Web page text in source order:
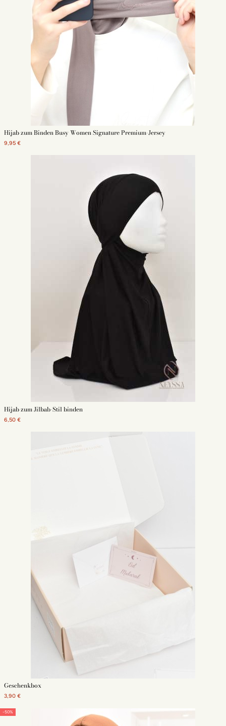
Warum einen Sport-Hijab bei Neyssa Shop kaufen?
Unser Geschäft bietet Produkte der islamischen Mode an, um den
Bekleidungsbedarf muslimischer Frauen zu decken. Der Sport-Hijab trägt
zur Förderung dieser Praxis bei, indem er eine angemessene Kleidung
garantiert. Der Preis unserer Laufbekleidung trägt dazu bei, diesen Sport zu
demokratisieren, ebenso wie ihre Einheitsgröße. Darüber hinaus erhalten
Sie Ihre Bestellung innerhalb von express 48 Stunden. Die Lieferung Ihrer
Schleier ist in unserem Geschäft ab einem Einkauf von 69 Euro kostenlos.
Denken Sie auch an Ihr
Mastour-Sportoutfit
Dentdecken Sie die gesamte Sammlung von :
Hijab pin
hijab schmuck
Unter hijab
Hijab zum Binden Busy Women Signature Premium-Jersey
9,95 €
Hijab zum Jilbab-Stil binden
6,50 €
Geschenkbox
3,90 €
-50%